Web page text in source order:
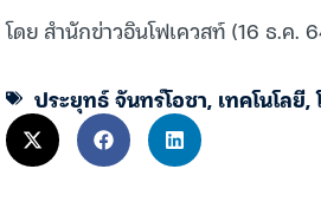
โดย สำนักข่าวอินโฟเควสท์ (16 ธ.ค.
ประยุทธ์ จันทร์โอชา, เทคโนโลยี,